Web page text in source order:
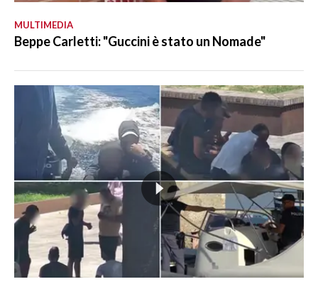
MULTIMEDIA
Beppe Carletti: "Guccini è stato un Nomade"